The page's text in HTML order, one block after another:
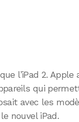
l’iPad 2. Apple
qui
avec les
nouvel iPad.